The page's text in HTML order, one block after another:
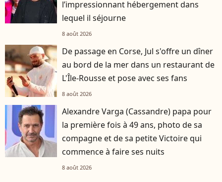
l’impressionnant hébergement dans
lequel il séjourne
8 août 2026
De passage en Corse, Jul s'offre un dîner
au bord de la mer dans un restaurant de
L'Île-Rousse et pose avec ses fans
8 août 2026
Alexandre Varga (Cassandre) papa pour
la première fois à 49 ans, photo de sa
compagne et de sa petite Victoire qui
commence à faire ses nuits
8 août 2026